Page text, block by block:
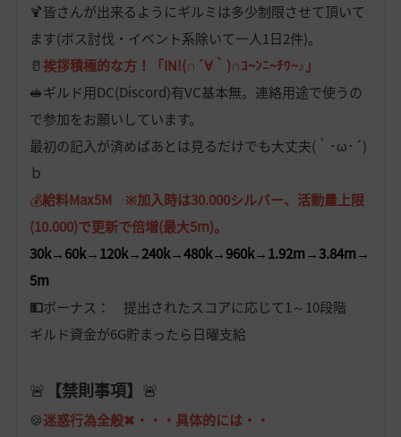
🍹皆さんが出来るようにギルミは多少制限させて頂いて
ます(ボス討伐・イベント系除いて一人1日2件)。
🥛挨拶積極的な方！「IN!(∩´∀｀)∩ｺ~ﾝﾆ~ﾁﾜ~♪」
🥪ギルド用DC(Discord)有VC基本無。連絡用途で使うの
で参加をお願いしています。
最初の記入が済めばあとは見るだけでも大丈夫(｀･ω･´)
ｂ
💰給料Max5M ※加入時は30.000シルバー、活動量上限
(10.000)で更新で倍増(最大5m)。
30k→60k→120k→240k→480k→960k→1.92m→3.84m→
5m
💵ボーナス： 提出されたスコアに応じて1～10段階
ギルド資金が6G貯まったら日曜支給
🚨 【禁則事項】 🚨
🍪迷惑行為全般✖・・・具体的には・・